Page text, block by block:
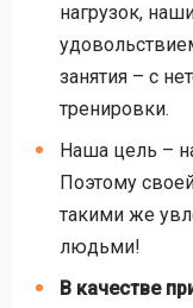
нагрузок,
занятия – с
тренировки.
Наша цель –
Поэтому
такими же
людьми!
В качестве